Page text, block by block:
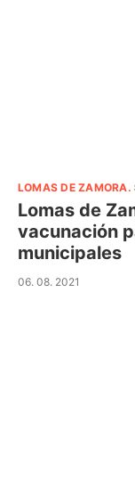
LOMAS DE ZAMORA.
Lomas de
vacunación
municipales
06. 08. 2021